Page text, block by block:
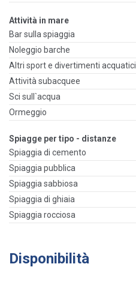
Attività in mare
Bar sulla spiaggia
Noleggio barche
Altri sport e divertimenti acquatici
Attività subacquee
Sci sull`acqua
Ormeggio
Spiagge per tipo - distanze
Spiaggia di cemento
Spiaggia pubblica
Spiaggia sabbiosa
Spiaggia di ghiaia
Spiaggia rocciosa
Disponibilità